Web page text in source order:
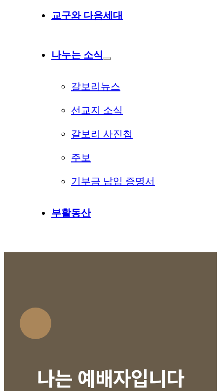
교구와 다음세대
나누는 소식
갈보리뉴스
선교지 소식
갈보리 사진첩
주보
기부금 납입 증명서
부활동산
나는 예배자입니다